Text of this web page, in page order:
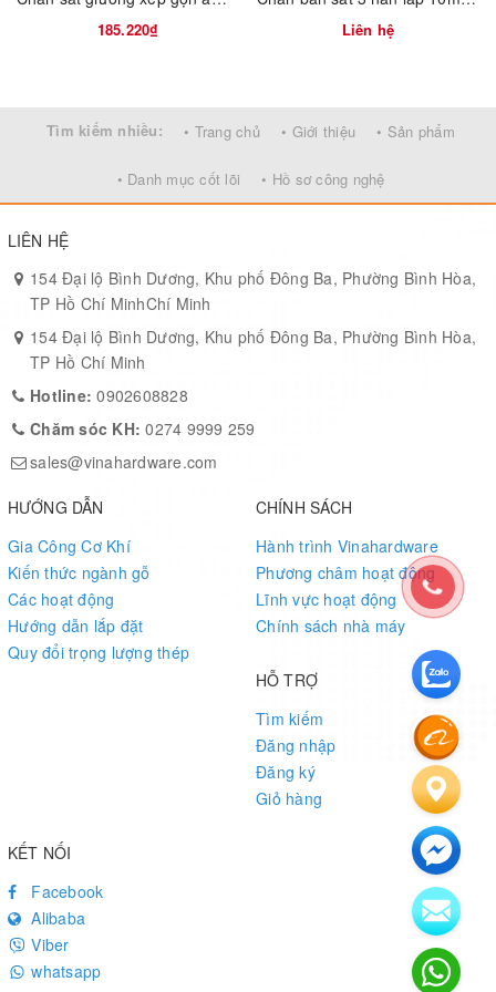
Thời gian giao hàng :
15–25 ngày làm việc
TP. Hồ Chí Minh – Việt Nam
185.220₫ Liên hệ
Tìm kiếm nhiều: • Trang chủ • Giới thiệu • Sản phẩm
• Danh mục cốt lõi • Hồ sơ công nghệ
LIÊN HỆ
154 Đại lộ Bình Dương, Khu phố Đông Ba, Phường Bình Hòa,
TP Hồ Chí MinhChí Minh
154 Đại lộ Bình Dương, Khu phố Đông Ba, Phường Bình Hòa,
TP Hồ Chí Minh
Hotline:0902608828
Chăm sóc KH:0274 9999 259
sales@vinahardware.com
HƯỚNG DẪN
Gia Công Cơ Khí
Kiến thức ngành gỗ
Các hoạt động
Hướng dẫn lắp đặt
Quy đổi trọng lượng thép
CHÍNH SÁCH
Hành trình Vinahardware
Phương châm hoạt động
Lĩnh vực hoạt động
Chính sách nhà máy
HỖ TRỢ
Tìm kiếm
Đăng nhập
Đăng ký
Giỏ hàng
KẾT NỐI
Facebook
Alibaba
Viber
whatsapp